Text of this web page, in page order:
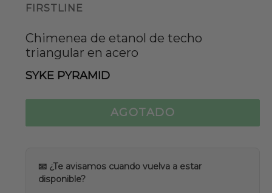
FIRSTLINE
Chimenea de etanol de techo
triangular en acero
SYKE PYRAMID
AGOTADO
📧 ¿Te avisamos cuando vuelva a estar
disponible?